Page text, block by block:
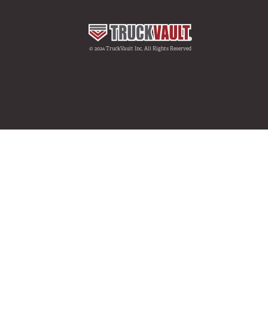
© 2024 TruckVault Inc, All Rights Reserved